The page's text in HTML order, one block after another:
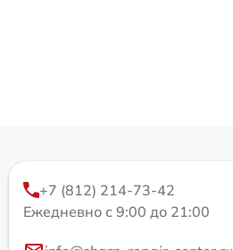
+7 (812) 214-73-42
Ежедневно с 9:00 до 21:00